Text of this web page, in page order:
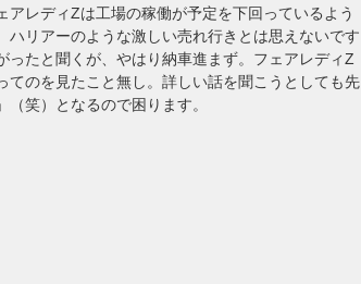
アレディZは工場の稼働が予定を下回っているよう
ハリアーのような激しい売れ行きとは思えないです
ったと聞くが、やはり納車進まず。フェアレディZ
てのを見たこと無し。詳しい話を聞こうとしても先
笑）となるので困ります。